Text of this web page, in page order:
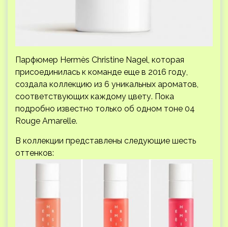
Парфюмер Hermès Christine Nagel, которая
присоединилась к команде еще в 2016 году,
создала коллекцию из 6 уникальных ароматов,
соответствующих каждому цвету. Пока
подробно известно только об одном тоне 04
Rouge Amarelle.
В коллекции представлены следующие шесть
оттенков: